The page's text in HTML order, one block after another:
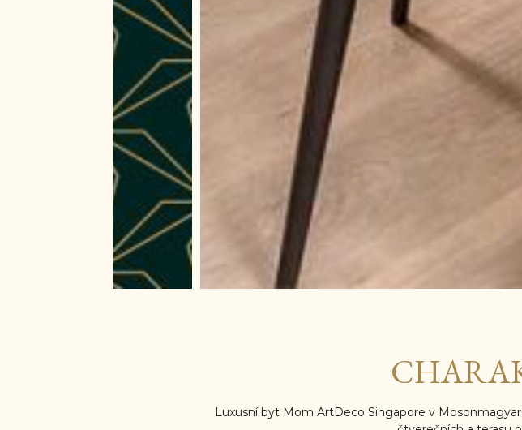
Luxusní byt Mom ArtDeco Singapore v